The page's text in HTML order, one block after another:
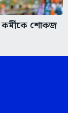
শোকজ